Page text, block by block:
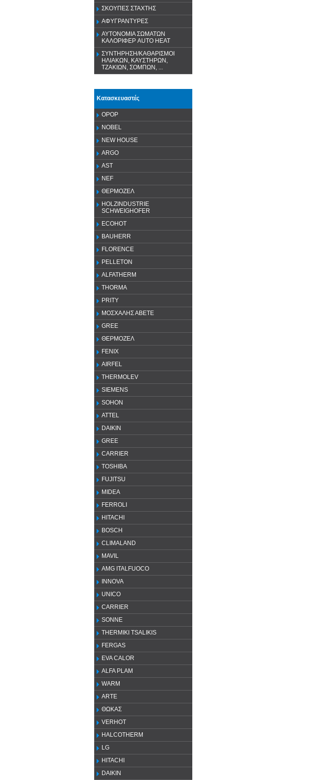
ΣΚΟΥΠΕΣ ΣΤΑΧΤΗΣ
ΑΦΥΓΡΑΝΤΥΡΕΣ
ΑΥΤΟΝΟΜΙΑ ΣΩΜΑΤΩΝ
ΚΑΛΟΡΙΦΕΡ AUTO HEAT
ΣΥΝΤΗΡΗΣΗ/ΚΑΘΑΡΙΣΜΟΙ
ΗΛΙΑΚΩΝ, ΚΑΥΣΤΗΡΩΝ,
ΤΖΑΚΙΩΝ, ΣΟΜΠΩΝ, ...
Κατασκευαστές
OPOP
NOBEL
NEW HOUSE
ARGO
AST
NEF
ΘΕΡΜΟΖΕΛ
HOLZINDUSTRIE
SCHWEIGHOFER
ECOHOT
BAUHERR
FLORENCE
PELLETON
ALFATHERM
THORMA
PRITY
ΜΟΣΧΑΛΗΣ ΑΒΕΤΕ
GREE
ΘΕΡΜΟΖΕΛ
FENIX
AIRFEL
THERMOLEV
SIEMENS
SOHON
ATTEL
DAIKIN
GREE
CARRIER
TOSHIBA
FUJITSU
MIDEA
FERROLI
HITACHI
BOSCH
CLIMALAND
MAVIL
AMG ITALFUOCO
INNOVA
UNICO
CARRIER
SONNE
THERMIKI TSALIKIS
FERGAS
EVA CALOR
ALFA PLAM
WARM
ARTE
ΘΩΚΑΣ
VERHOT
HALCOTHERM
LG
HITACHI
DAIKIN